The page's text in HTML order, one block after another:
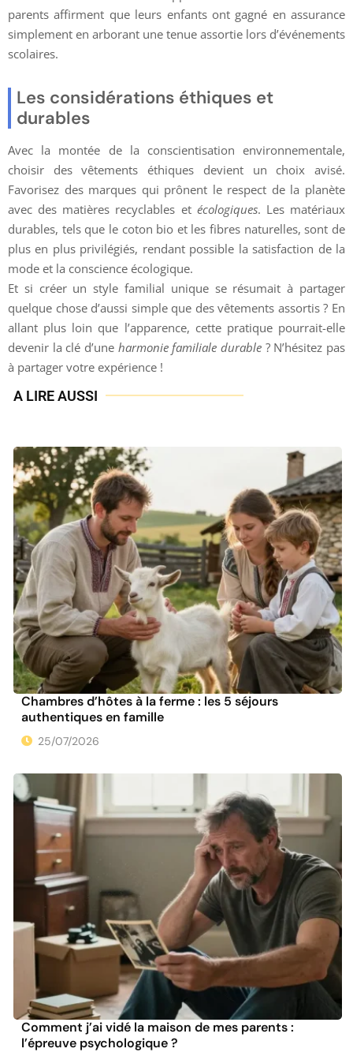
parents affirment que leurs enfants ont gagné en assurance
simplement en arborant une tenue assortie lors d’événements
scolaires.
Les considérations éthiques et
durables
Avec la montée de la conscientisation environnementale,
choisir des vêtements éthiques devient un choix avisé.
Favorisez des marques qui prônent le respect de la planète
avec des matières recyclables et écologiques. Les matériaux
durables, tels que le coton bio et les fibres naturelles, sont de
plus en plus privilégiés, rendant possible la satisfaction de la
mode et la conscience écologique.
Et si créer un style familial unique se résumait à partager
quelque chose d’aussi simple que des vêtements assortis ? En
allant plus loin que l’apparence, cette pratique pourrait-elle
devenir la clé d’une harmonie familiale durable ? N’hésitez pas
à partager votre expérience !
A LIRE AUSSI
Chambres d’hôtes à la ferme : les 5 séjours
authentiques en famille
25/07/2026
Comment j’ai vidé la maison de mes parents :
l’épreuve psychologique ?